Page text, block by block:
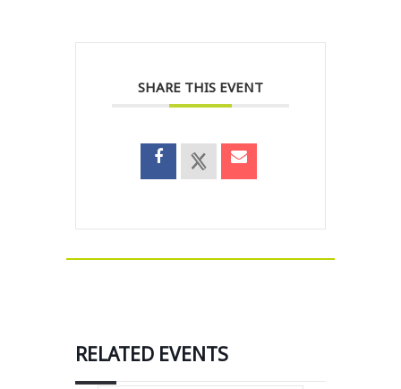
SHARE THIS EVENT
RELATED EVENTS